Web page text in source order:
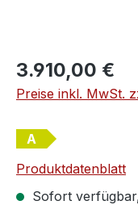
Regulärer Preis:
3.910,00 €
Preise inkl. MwSt.
A
Produktdatenblatt
Sofort